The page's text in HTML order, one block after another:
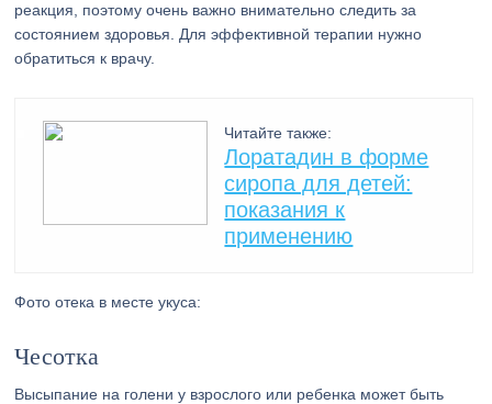
реакция, поэтому очень важно внимательно следить за
состоянием здоровья. Для эффективной терапии нужно
обратиться к врачу.
Читайте также:
Лоратадин в форме
сиропа для детей:
показания к
применению
Фото отека в месте укуса:
Чесотка
Высыпание на голени у взрослого или ребенка может быть